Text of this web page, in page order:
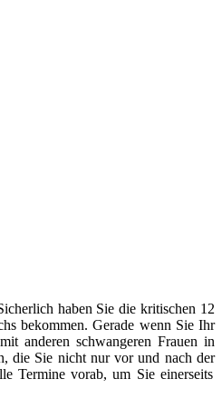
haben Sie die kritischen 12
bekommen. Gerade wenn Sie Ihr
anderen schwangeren Frauen in
die Sie nicht nur vor und nach der
Termine vorab, um Sie einerseits